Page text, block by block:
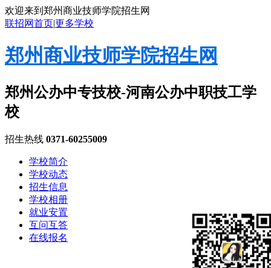
欢迎来到郑州商业技师学院招生网
联招网首页|更多学校
郑州商业技师学院招生网
郑州公办中专技校-河南公办中职技工学
校
招生热线 0371-60255009
学校简介
学校动态
招生信息
学校相册
就业安置
互问互答
在线报名